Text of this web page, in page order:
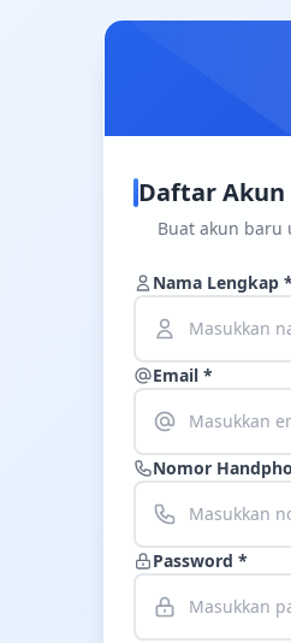
Daftar Akun
Buat akun baru
Nama Lengkap *
Email *
Nomor
Password *